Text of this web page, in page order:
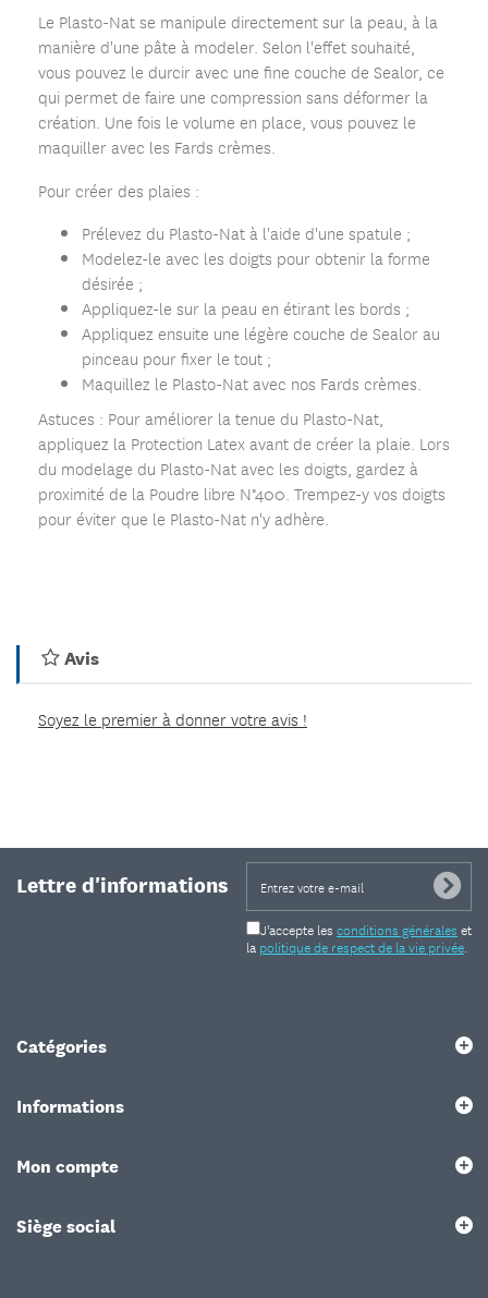
Le Plasto-Nat se manipule directement sur la peau, à la
manière d'une pâte à modeler. Selon l'effet souhaité,
vous pouvez le durcir avec une fine couche de Sealor, ce
qui permet de faire une compression sans déformer la
création. Une fois le volume en place, vous pouvez le
maquiller avec les Fards crèmes.
Pour créer des plaies :
Prélevez du Plasto-Nat à l'aide d'une spatule ;
Modelez-le avec les doigts pour obtenir la forme
désirée ;
Appliquez-le sur la peau en étirant les bords ;
Appliquez ensuite une légère couche de Sealor au
pinceau pour fixer le tout ;
Maquillez le Plasto-Nat avec nos Fards crèmes.
Astuces : Pour améliorer la tenue du Plasto-Nat,
appliquez la Protection Latex avant de créer la plaie. Lors
du modelage du Plasto-Nat avec les doigts, gardez à
proximité de la Poudre libre N°400. Trempez-y vos doigts
pour éviter que le Plasto-Nat n'y adhère.
Avis
Soyez le premier à donner votre avis !
Lettre d'informations
J'accepte les conditions générales et
la politique de respect de la vie privée
Catégories
Informations
Mon compte
Siège social